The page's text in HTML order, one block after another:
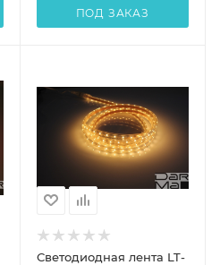
ПОД ЗАКАЗ
Светодиодная лента LT-